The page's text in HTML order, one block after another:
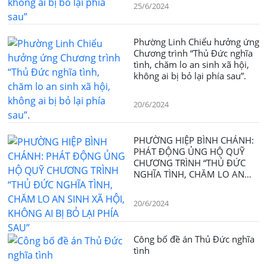
25/6/2024
Phường Linh Chiểu hưởng ứng
Chương trình “Thủ Đức nghĩa
tình, chăm lo an sinh xã hội,
không ai bị bỏ lại phía sau”.
20/6/2024
PHƯỜNG HIỆP BÌNH CHÁNH:
PHÁT ĐỘNG ỦNG HỘ QUỸ
CHƯƠNG TRÌNH “THỦ ĐỨC
NGHĨA TÌNH, CHĂM LO AN
20/6/2024
Công bố đề án Thủ Đức nghĩa
tình